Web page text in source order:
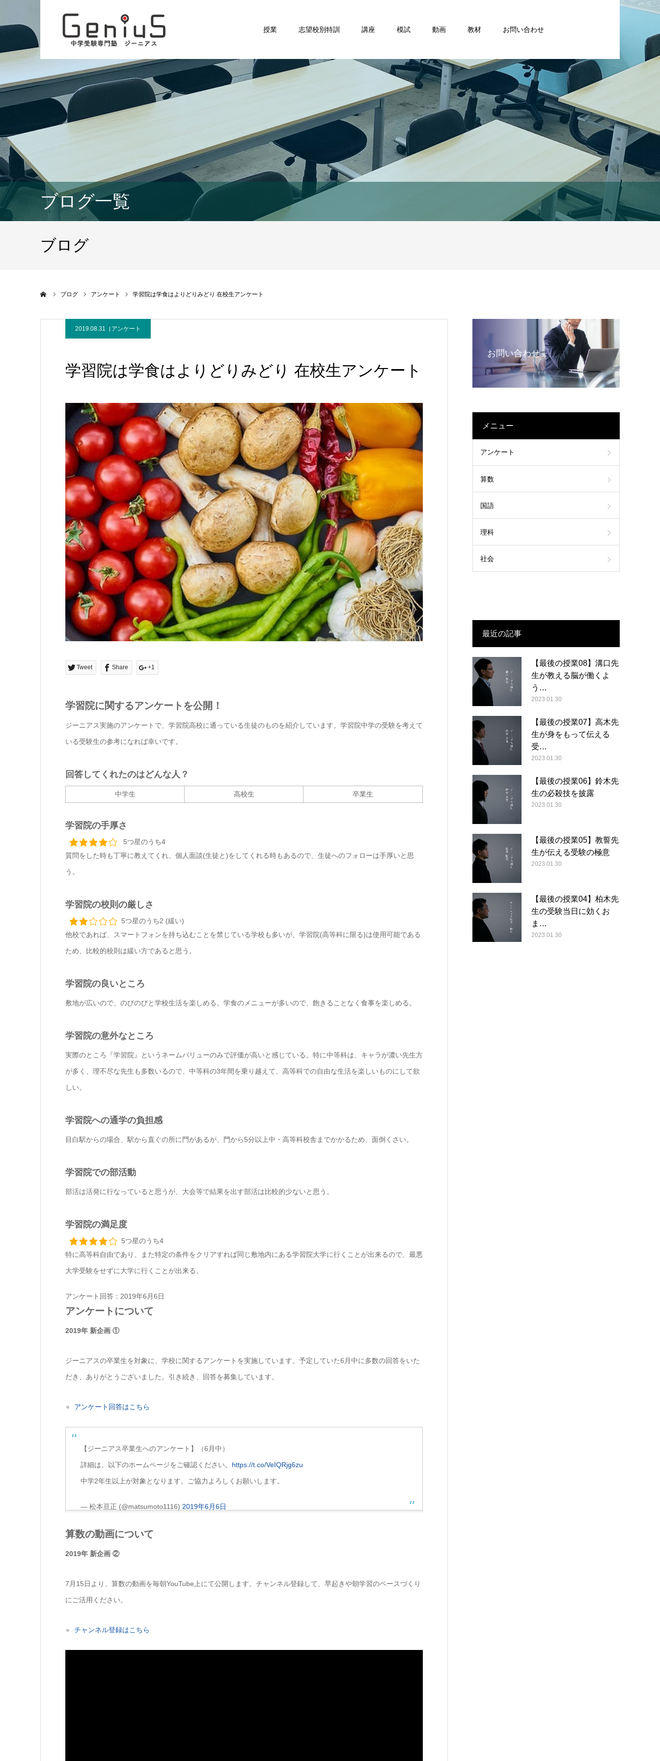
授業 志望校別特訓 講座 模試 動画 教材 お問い合わせ
ブログ一覧
ブログ
ブログ アンケート 学習院は学食はよりどりみどり 在校生アンケート
2019.08.31 アンケート
学習院は学食はよりどりみどり 在校生アンケート
Tweet Share +1
学習院に関するアンケートを公開！
ジーニアス実施のアンケートで、学習院高校に通っている生徒のものを紹介しています。学習院中学の受験を考えて
いる受験生の参考になれば幸いです。
回答してくれたのはどんな人？
中学生 高校生 卒業生
学習院の手厚さ
5つ星のうち4
質問をした時も丁寧に教えてくれ、個人面談(生徒と)をしてくれる時もあるので、生徒へのフォローは手厚いと思
う。
学習院の校則の厳しさ
5つ星のうち2 (緩い)
他校であれば、スマートフォンを持ち込むことを禁じている学校も多いが、学習院(高等科に限る)は使用可能である
ため、比較的校則は緩い方であると思う。
学習院の良いところ
敷地が広いので、のびのびと学校生活を楽しめる。学食のメニューが多いので、飽きることなく食事を楽しめる。
学習院の意外なところ
実際のところ『学習院』というネームバリューのみで評価が高いと感じている。特に中等科は、キャラが濃い先生方
が多く、理不尽な先生も多数いるので、中等科の3年間を乗り越えて、高等科での自由な生活を楽しいものにして欲
しい。
学習院への通学の負担感
目白駅からの場合、駅から直ぐの所に門があるが、門から5分以上中・高等科校舎までかかるため、面倒くさい。
学習院での部活動
部活は活発に行なっていると思うが、大会等で結果を出す部活は比較的少ないと思う。
学習院の満足度
5つ星のうち4
特に高等科自由であり、また特定の条件をクリアすれば同じ敷地内にある学習院大学に行くことが出来るので、最悪
大学受験をせずに大学に行くことが出来る。
アンケート回答：2019年6月6日
アンケートについて
2019年 新企画 ①
ジーニアスの卒業生を対象に、学校に関するアンケートを実施しています。予定していた6月中に多数の回答をいた
だき、ありがとうございました。引き続き、回答を募集しています。
アンケート回答はこちら
【ジーニアス卒業生へのアンケート】（6月中）
詳細は、以下のホームページをご確認ください。 https://t.co/VeIQRjg6zu
中学2年生以上が対象となります。ご協力よろしくお願いします。
— 松本亘正 (@matsumoto1116) 2019年6月6日
算数の動画について
2019年 新企画 ②
7月15日より、算数の動画を毎朝YouTube上にて公開します。チャンネル登録して、早起きや朝学習のペースづくり
にご活用ください。
チャンネル登録はこちら
お問い合わせ
メニュー
アンケート
算数
国語
理科
社会
最近の記事
【最後の授業08】溝口先
生が教える脳が働くよ
う…
2023.01.30
【最後の授業07】高木先
生が身をもって伝える
受…
2023.01.30
【最後の授業06】鈴木先
生の必殺技を披露
2023.01.30
【最後の授業05】教誓先
生が伝える受験の極意
2023.01.30
【最後の授業04】柏木先
生の受験当日に効くお
ま…
2023.01.30